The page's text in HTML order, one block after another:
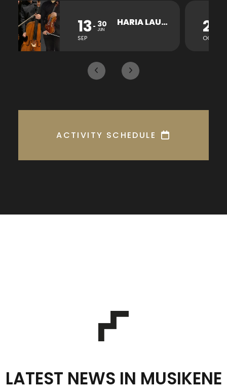
13
SEP
30
JUN
HARIA LAUKOTEA KONTZERTUA 26
ACTIVITY SCHEDULE
LATEST NEWS IN MUSIKENE